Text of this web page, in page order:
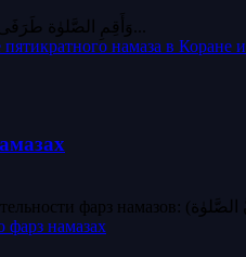
намаза в Коране
фарз намазах